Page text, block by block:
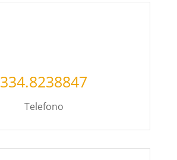
334.8238847
Telefono